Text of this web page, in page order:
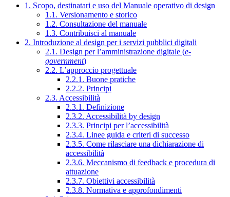
1. Scopo, destinatari e uso del Manuale operativo di design
1.1. Versionamento e storico
1.2. Consultazione del manuale
1.3. Contribuisci al manuale
2. Introduzione al design per i servizi pubblici digitali
2.1. Design per l’amministrazione digitale (e-
government)
2.2. L’approccio progettuale
2.2.1. Buone pratiche
2.2.2. Principi
2.3. Accessibilità
2.3.1. Definizione
2.3.2. Accessibilità by design
2.3.3. Principi per l’accessibilità
2.3.4. Linee guida e criteri di successo
2.3.5. Come rilasciare una dichiarazione di
accessibilità
2.3.6. Meccanismo di feedback e procedura di
attuazione
2.3.7. Obiettivi accessibilità
2.3.8. Normativa e approfondimenti